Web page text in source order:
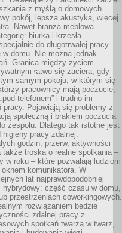
z myślą o domowych
pokój, lepsza akustyka, więcej
Nawet branża meblowa
biurka i krzesła
do długotrwałej pracy
w domu. Nie można jednak
Granica między życiem
łatwo się zaciera, gdy
samym pokoju, w którym się
pracownicy mają poczucie,
telefonem” i trudno im
Pojawiają się problemy z
społeczną i brakiem poczucia
zespołu. Dlatego tak istotne jest
higieny pracy zdalnej:
godzin, przerw, aktywności
także troska o realne spotkania –
w roku – które pozwalają ludziom
komunikatora. W
lat najprawdopodobniej
hybrydowy: część czasu w domu,
przestrzeniach coworkingowych.
rozwiązaniem będzie
zdalnej pracy z
spotkań twarzą w twarz,